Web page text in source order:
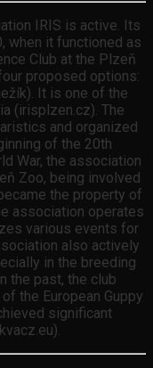
IRIS is active. Its
when it functioned as
Club at the Plzeň
proposed options:
It is one of the
(irisplzen.cz). The
and organized
of the 20th
War, the association
Zoo, being involved
the property of
association operates
various events for
also actively
in the breeding
the past, the club
the European Guppy
significant